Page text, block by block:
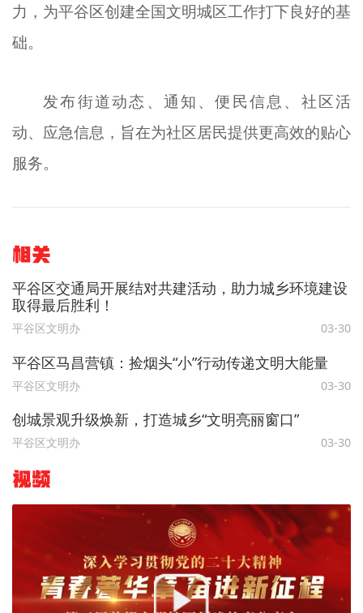
力，为平谷区创建全国文明城区工作打下良好的基
础。
发布街道动态、通知、便民信息、社区活
动、应急信息，旨在为社区居民提供更高效的贴心
服务。
相关
平谷区交通局开展结对共建活动，助力城乡环境建设
取得最后胜利！
平谷区文明办 03-30
平谷区马昌营镇：捡烟头“小”行动传递文明大能量
平谷区文明办 03-30
创城景观升级焕新，打造城乡“文明亮丽窗口”
平谷区文明办 03-30
视频